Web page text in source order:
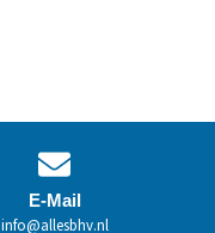
E-Mail
info@allesbhv.nl